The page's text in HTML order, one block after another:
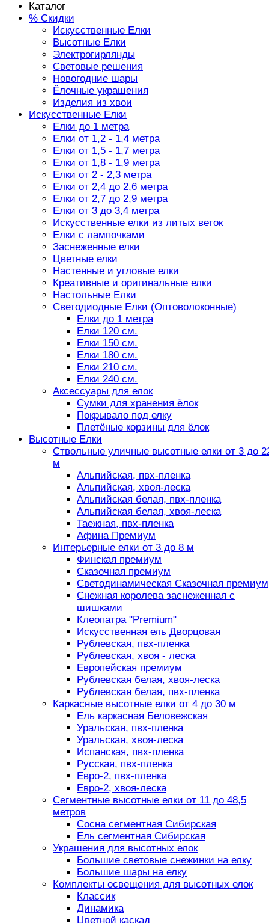
Каталог
% Скидки
Искусственные Елки
Высотные Елки
Электрогирлянды
Световые решения
Новогодние шары
Ёлочные украшения
Изделия из хвои
Искусственные Елки
Елки до 1 метра
Елки от 1,2 - 1,4 метра
Елки от 1,5 - 1,7 метра
Елки от 1,8 - 1,9 метра
Елки от 2 - 2,3 метра
Елки от 2,4 до 2,6 метра
Елки от 2,7 до 2,9 метра
Елки от 3 до 3,4 метра
Искусственные елки из литых веток
Елки с лампочками
Заснеженные елки
Цветные елки
Настенные и угловые елки
Креативные и оригинальные елки
Настольные Елки
Светодиодные Елки (Оптоволоконные)
Елки до 1 метра
Елки 120 см.
Елки 150 см.
Елки 180 см.
Елки 210 см.
Елки 240 см.
Аксессуары для елок
Сумки для хранения ёлок
Покрывало под елку
Плетёные корзины для ёлок
Высотные Елки
Ствольные уличные высотные елки от 3 до
м
Альпийская, пвх-пленка
Альпийская, хвоя-леска
Альпийская белая, пвх-пленка
Альпийская белая, хвоя-леска
Таежная, пвх-пленка
Афина Премиум
Интерьерные елки от 3 до 8 м
Финская премиум
Сказочная премиум
Светодинамическая Сказочная премиум
Снежная королева заснеженная с
шишками
Клеопатра "Premium"
Искусственная ель Дворцовая
Рублевская, пвх-пленка
Рублевская, хвоя - леска
Европейская премиум
Рублевская белая, хвоя-леска
Рублевская белая, пвх-пленка
Каркасные высотные елки от 4 до 30 м
Ель каркасная Беловежская
Уральская, пвх-пленка
Уральская, хвоя-леска
Испанская, пвх-пленка
Русская, пвх-пленка
Евро-2, пвх-пленка
Евро-2, хвоя-леска
Сегментные высотные елки от 11 до 48,5
метров
Сосна сегментная Сибирская
Ель сегментная Сибирская
Украшения для высотных елок
Большие световые снежинки на елку
Большие шары на елку
Комплекты освещения для высотных елок
Классик
Динамика
Цветной каскад